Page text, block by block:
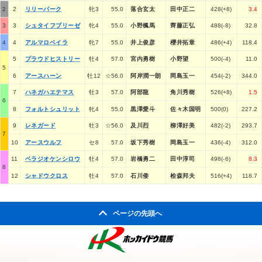
2 2 リリーパーク 牝3 55.0 落合玄太 田中正二 428(+8) 3.4
3 3 シュタイフブリーゼ 牝4 55.0 小野楓馬 齊藤正弘 488(-8) 32.8
4 4 アルマロベイラ 牝7 55.0 井上俊彦 櫻井拓章 486(+4) 118.4
5
5 プラウドヒストリー 牡4 57.0 宮内勇樹 小野望 500(-4) 11.0
6 アースハーン 牡12 ☆56.0 阿岸潤一朗 岡島玉一 454(-2) 344.0
6
7 ハネガハエテマス 牡3 57.0 阿部龍 角川秀樹 526(+8) 1.5
8 フォルトシュリット 牝4 55.0 黒澤愛斗 佐々木国明 500(0) 227.2
7
9 レネガード 牡3 ☆56.0 及川烈 柳澤好美 482(-2) 293.7
10 アースウルフ セ8 57.0 坂下秀樹 岡島玉一 436(-4) 312.0
8
11 ベラジオケンシロウ 牡4 57.0 岩橋勇二 田中淳司 498(-6) 8.3
12 シャドウクロス 牡4 57.0 石川倭 桧森邦夫 516(+4) 118.7
ページの先頭へ